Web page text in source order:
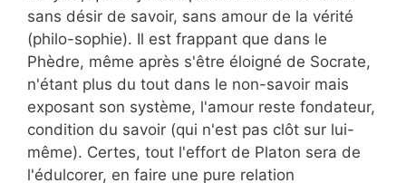
sans désir de savoir, sans amour de la vérité
(philo-sophie). Il est frappant que dans le
Phèdre, même après s'être éloigné de Socrate,
n'étant plus du tout dans le non-savoir mais
exposant son système, l'amour reste fondateur,
condition du savoir (qui n'est pas clôt sur lui-
même). Certes, tout l'effort de Platon sera de
l'édulcorer, en faire une pure relation